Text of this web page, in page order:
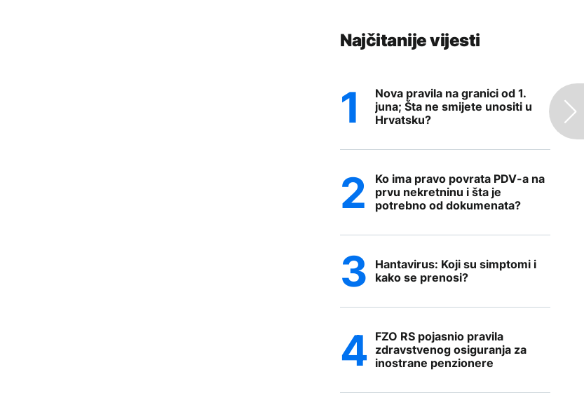
Najčitanije vijesti
Nova pravila na granici od 1.
juna; Šta ne smijete unositi u
Hrvatsku?
Ko ima pravo povrata PDV-a na
prvu nekretninu i šta je
potrebno od dokumenata?
Hantavirus: Koji su simptomi i
kako se prenosi?
FZO RS pojasnio pravila
zdravstvenog osiguranja za
inostrane penzionere